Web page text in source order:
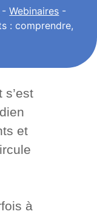
-Webinaires -
: comprendre,
et
à